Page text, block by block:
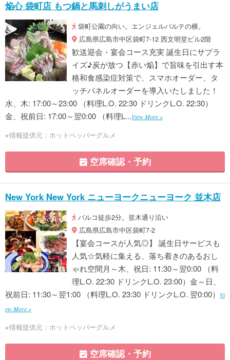
焔心 袋町店 もつ鍋と馬刺しがうまい店
袋町公園の向い。エンジェルパルテの横。
広島県広島市中区袋町7-12 西文明堂ビル2階
歓送迎会・宴会コース充実 誕生日にサプラ
イズ♪炭が放つ【赤い焔】で旨味を引出す本
格和食感染症対策で、スマホオーダー、タ
ッチパネルオーダーを導入いたしました！
水、木: 17:00～23:00 （料理L.O. 22:30 ドリンクL.O. 22:30）
金、祝前日: 17:00～翌0:00 （料理L...View More »
※情報提供元：ホットペッパーグルメ
空席確認・予約
New York New York ニューヨークニューヨーク 並木店
パルコ徒歩2分。並木通り沿い
広島県広島市中区袋町7-2
【宴会コースが人気◎】 誕生日サービスも
人気☆気軽に集える、落ち着きのあるおし
ゃれ空間月～木、祝日: 11:30～翌0:00 （料
理L.O. 22:30 ドリンクL.O. 23:00）金～日、
祝前日: 11:30～翌1:00 （料理L.O. 23:30 ドリンクL.O. 翌0:00）
Vi
ew More »
※情報提供元：ホットペッパーグルメ
空席確認・予約